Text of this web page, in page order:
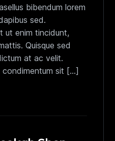
bibendum lorem
sed.
ut enim tincidunt,
Quisque sed
at ac velit.
condimentum sit […]